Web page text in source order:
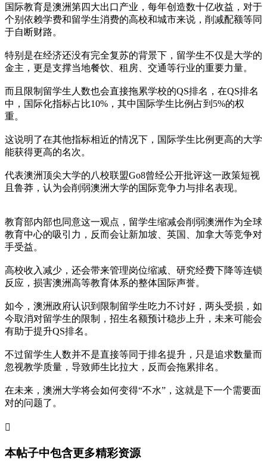
国际教育是澳洲第四大出口产业，每年创造数十亿收益，对于
个别依赖学费和留学生消费的高校和城市来说，削减配额等同
于自断财路。
特别是在经济还没有完全复苏的背景下，留学生不仅是大学的
金主，更是支撑当地餐饮、租房、交通等行业的重要力量。
而且限制留学生人数也会直接拖累学校的QS排名，在QS排名
中，国际化指标占比10%，其中国际学生比例占到5%的权
重。
这说明了在其他指标相近的情况下，国际学生比例更高的大学
能获得更高的名次。
代表澳洲顶尖大学的八校联盟Go8曾经公开批评这一政策短视
且鲁莽，认为会削弱澳洲大学的国际竞争力与排名表现。
教育部内部也同意这一观点，留学生缩减会削弱澳洲作为全球
教育中心的吸引力，反而会让新加坡、英国、加拿大等竞争对
手受益。
高校收入减少，还会带来管理岗位缩减、研究经费下降等连锁
反应，损害澳洲高等教育体系的整体国际声誉。
如今，澳洲政府认识到限制留学生吃力不讨好，两头受损，如
今取消对留学生的限制，招生名额预计稳步上升，未来可能会
有助于提升QS排名。
不过留学生人数并不是直接等同于排名提升，只是追求数量而
忽视教学质量，导致师生比拉大，反而会拖累排名。
在未来，澳洲大学将会如何变得“不水”，这就是下一个需要面
对的问题了。

本帖子中包含更多精彩资源